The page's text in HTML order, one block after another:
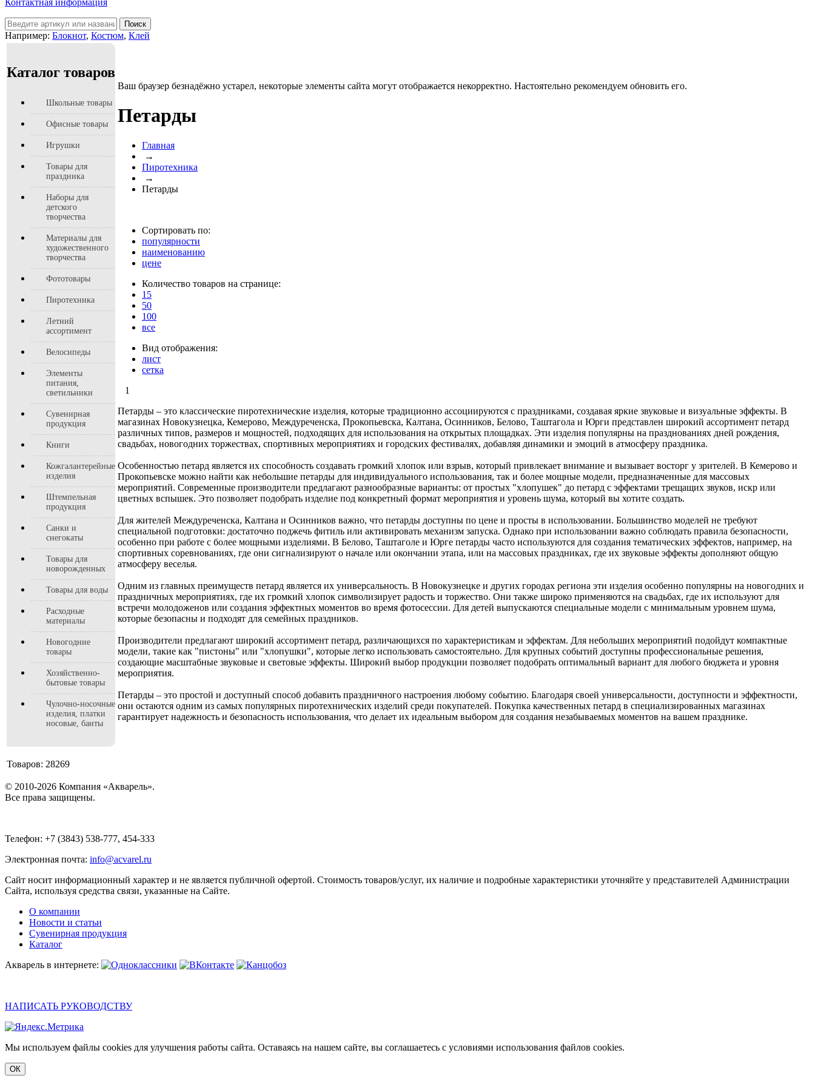
Контактная информация
Например: Блокнот, Костюм, Клей
Каталог товаров
Школьные товары
Офисные товары
Игрушки
Товары для
праздника
Наборы для
детского
творчества
Материалы для
художественного
творчества
Фототовары
Пиротехника
Летний
ассортимент
Велосипеды
Элементы
питания,
светильники
Сувенирная
продукция
Книги
Кожгалантерейные
изделия
Штемпельная
продукция
Санки и
снегокаты
Товары для
новорожденных
Товары для воды
Расходные
материалы
Новогодние
товары
Хозяйственно-
бытовые товары
Чулочно-носочные
изделия, платки
носовые, банты
Товаров: 28269
Ваш браузер безнадёжно устарел, некоторые элементы сайта могут отображается некорректно. Настоятельно рекомендуем обновить его.
Петарды
Главная
→
Пиротехника
→
Петарды
Сортировать по:
популярности
наименованию
цене
Количество товаров на странице:
15
50
100
все
Вид отображения:
лист
сетка
1
Петарды – это классические пиротехнические изделия, которые традиционно ассоциируются с праздниками, создавая яркие звуковые и визуальные эффекты. В
магазинах Новокузнецка, Кемерово, Междуреченска, Прокопьевска, Калтана, Осинников, Белово, Таштагола и Юрги представлен широкий ассортимент петард
различных типов, размеров и мощностей, подходящих для использования на открытых площадках. Эти изделия популярны на празднованиях дней рождения,
свадьбах, новогодних торжествах, спортивных мероприятиях и городских фестивалях, добавляя динамики и эмоций в атмосферу праздника.
Особенностью петард является их способность создавать громкий хлопок или взрыв, который привлекает внимание и вызывает восторг у зрителей. В Кемерово и
Прокопьевске можно найти как небольшие петарды для индивидуального использования, так и более мощные модели, предназначенные для массовых
мероприятий. Современные производители предлагают разнообразные варианты: от простых "хлопушек" до петард с эффектами трещащих звуков, искр или
цветных вспышек. Это позволяет подобрать изделие под конкретный формат мероприятия и уровень шума, который вы хотите создать.
Для жителей Междуреченска, Калтана и Осинников важно, что петарды доступны по цене и просты в использовании. Большинство моделей не требуют
специальной подготовки: достаточно поджечь фитиль или активировать механизм запуска. Однако при использовании важно соблюдать правила безопасности,
особенно при работе с более мощными изделиями. В Белово, Таштаголе и Юрге петарды часто используются для создания тематических эффектов, например, на
спортивных соревнованиях, где они сигнализируют о начале или окончании этапа, или на массовых праздниках, где их звуковые эффекты дополняют общую
атмосферу веселья.
Одним из главных преимуществ петард является их универсальность. В Новокузнецке и других городах региона эти изделия особенно популярны на новогодних и
праздничных мероприятиях, где их громкий хлопок символизирует радость и торжество. Они также широко применяются на свадьбах, где их используют для
встречи молодоженов или создания эффектных моментов во время фотосессии. Для детей выпускаются специальные модели с минимальным уровнем шума,
которые безопасны и подходят для семейных праздников.
Производители предлагают широкий ассортимент петард, различающихся по характеристикам и эффектам. Для небольших мероприятий подойдут компактные
модели, такие как "пистоны" или "хлопушки", которые легко использовать самостоятельно. Для крупных событий доступны профессиональные решения,
создающие масштабные звуковые и световые эффекты. Широкий выбор продукции позволяет подобрать оптимальный вариант для любого бюджета и уровня
мероприятия.
Петарды – это простой и доступный способ добавить праздничного настроения любому событию. Благодаря своей универсальности, доступности и эффектности,
они остаются одним из самых популярных пиротехнических изделий среди покупателей. Покупка качественных петард в специализированных магазинах
гарантирует надежность и безопасность использования, что делает их идеальным выбором для создания незабываемых моментов на вашем празднике.
© 2010-2026 Компания «Акварель».
Все права защищены.
Телефон: +7 (3843) 538-777, 454-333
Электронная почта: info@acvarel.ru
Сайт носит информационный характер и не является публичной офертой. Стоимость товаров/услуг, их наличие и подробные характеристики уточняйте у представителей Администрации
Сайта, используя средства связи, указанные на Сайте.
О компании
Новости и статьи
Сувенирная продукция
Каталог
Акварель в интернете:
НАПИСАТЬ РУКОВОДСТВУ
Мы используем файлы cookies для улучшения работы сайта. Оставаясь на нашем сайте, вы соглашаетесь с условиями использования файлов cookies.
ОК